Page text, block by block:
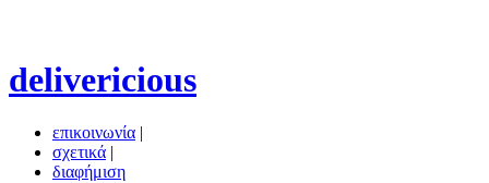
delivericious
επικοινωνία |
σχετικά |
διαφήμιση